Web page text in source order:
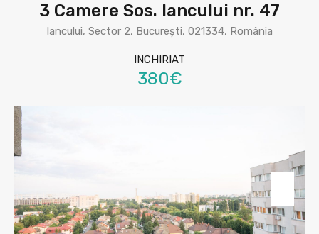
3 Camere Sos. Iancului nr. 47
Iancului, Sector 2, București, 021334, România
INCHIRIAT
380€